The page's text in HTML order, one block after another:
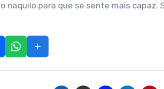
naquilo para que se sente mais capaz.